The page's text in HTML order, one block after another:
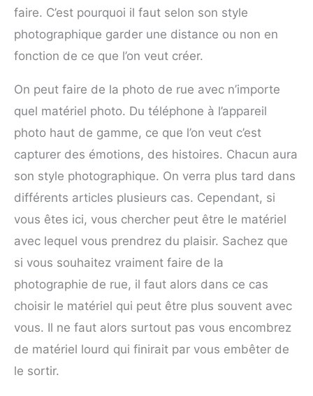
faire. C’est pourquoi il faut selon son style
photographique garder une distance ou non en
fonction de ce que l’on veut créer.
On peut faire de la photo de rue avec n’importe
quel matériel photo. Du téléphone à l’appareil
photo haut de gamme, ce que l’on veut c’est
capturer des émotions, des histoires. Chacun aura
son style photographique. On verra plus tard dans
différents articles plusieurs cas. Cependant, si
vous êtes ici, vous chercher peut être le matériel
avec lequel vous prendrez du plaisir. Sachez que
si vous souhaitez vraiment faire de la
photographie de rue, il faut alors dans ce cas
choisir le matériel qui peut être plus souvent avec
vous. Il ne faut alors surtout pas vous encombrez
de matériel lourd qui finirait par vous embêter de
le sortir.